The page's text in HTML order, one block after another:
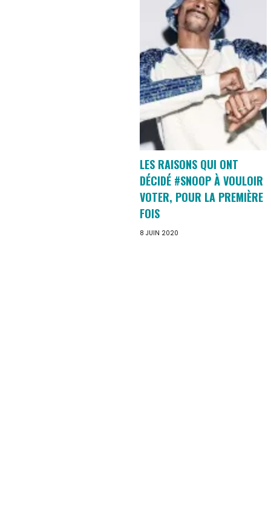
LES RAISONS QUI ONT
DÉCIDÉ #SNOOP À VOULOIR
VOTER, POUR LA PREMIÈRE
FOIS
8 JUIN 2020